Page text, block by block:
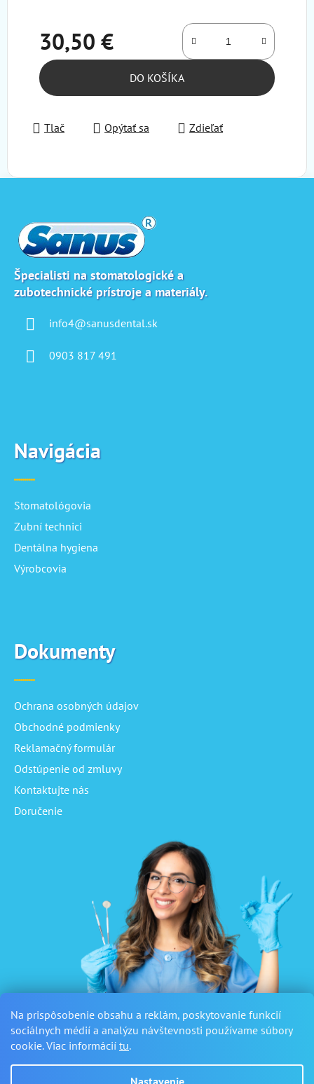
Na prispôsobenie obsahu a reklám, poskytovanie funkcií
sociálnych médií a analýzu návštevnosti používame súbory
cookie. Viac informácií tu.
Nastavenie
30,50 €
Jednotková cena:
DO KOŠÍKA
Tlač Opýtať sa Zdieľať
Špecialisti na stomatologické a
zubotechnické prístroje a materiály.
info4@sanusdental.sk
0903 817 491
Navigácia
Stomatológovia
Zubní technici
Dentálna hygiena
Výrobcovia
Dokumenty
Ochrana osobných údajov
Obchodné podmienky
Reklamačný formulár
Odstúpenie od zmluvy
Kontaktujte nás
Doručenie